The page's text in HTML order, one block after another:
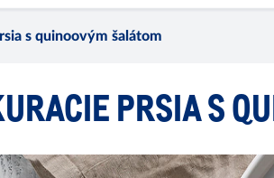
s quinoovým šalátom
PRSIA S